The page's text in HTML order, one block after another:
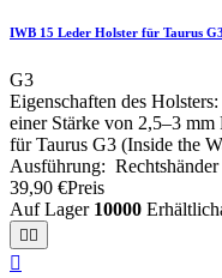
IWB 15 Leder Holster für Taurus
G3
Eigenschaften des
einer Stärke von 2,5–3
für Taurus G3 (Inside the
Ausführung: Rechtshänder
39,90 €Preis
Auf Lager 10000
 
